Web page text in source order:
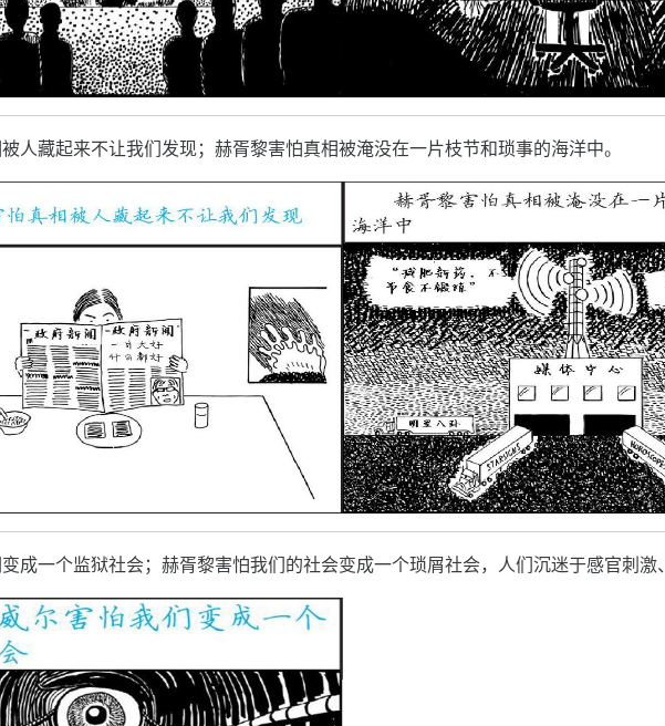
人藏起来不让我们发现；赫胥黎害怕真相被淹没在一片枝节和琐事的海洋中。
成一个监狱社会；赫胥黎害怕我们的社会变成一个琐屑社会，人们沉迷于感官刺激